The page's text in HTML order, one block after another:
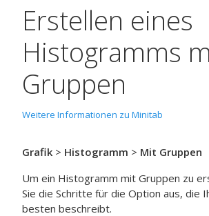
Erstellen eines
Histogramms
Gruppen
Weitere Informationen zu Minitab
Grafik > Histogramm > Mit Gruppen
Um ein Histogramm mit Gruppen zu
Sie die Schritte für die Option aus, die
besten beschreibt.